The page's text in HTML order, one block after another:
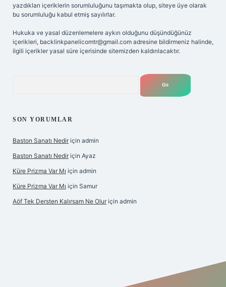
yazdıkları içeriklerin sorumluluğunu taşımakta olup, siteye üye olarak
bu sorumluluğu kabul etmiş sayılırlar.
Hukuka ve yasal düzenlemelere aykırı olduğunu düşündüğünüz
içerikleri, backlinkpanelicomtr@gmail.com adresine bildirmeniz halinde,
ilgili içerikler yasal süre içerisinde sitemizden kaldırılacaktır.
SON YORUMLAR
Baston Sanatı Nedir için admin
Baston Sanatı Nedir için Ayaz
Küre Prizma Var Mı için admin
Küre Prizma Var Mı için Samur
Aöf Tek Dersten Kalırsam Ne Olur için admin